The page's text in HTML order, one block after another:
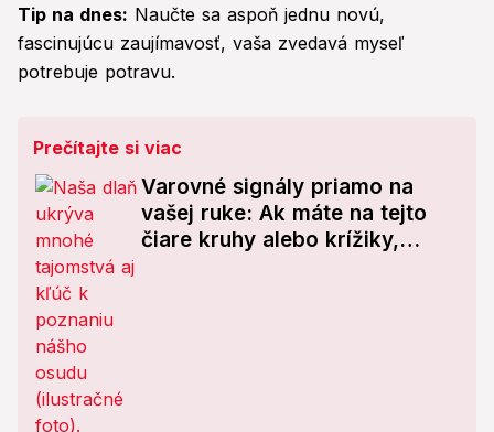
Tip na dnes: Naučte sa aspoň jednu novú,
fascinujúcu zaujímavosť, vaša zvedavá myseľ
potrebuje potravu.
Prečítajte si viac
Varovné signály priamo na
vašej ruke: Ak máte na tejto
čiare kruhy alebo krížiky,